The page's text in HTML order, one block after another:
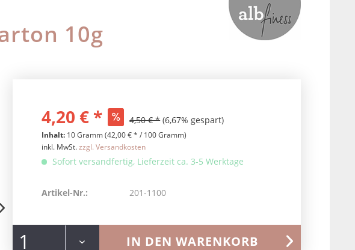
10g
4,20 € * 4,50 € * (6,67% gespart)
Inhalt: 10 Gramm (42,00 € * / 100 Gramm)
inkl. MwSt.zzgl. Versandkosten
Sofort versandfertig, Lieferzeit ca. 3-5 Werktage
IN DEN WARENKORB
Artikel-Nr.: 201-1100